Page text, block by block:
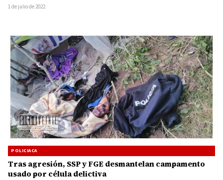
1 de julio de 2022
POLICIACA
Tras agresión, SSP y FGE desmantelan campamento
usado por célula delictiva